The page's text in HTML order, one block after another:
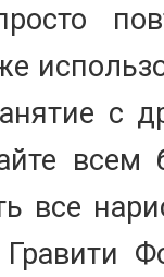
с
всем
все
Гравити